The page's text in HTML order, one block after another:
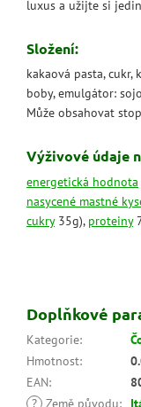
luxus a užijte si
Složení:
kakaová pasta, cukr,
boby, emulgátor:
Může obsahovat
Výživové údaje
energetická hodnota
nasycené mastné
cukry35g), proteiny
Doplňkové
Kategorie:
Hmotnost:
EAN:
? Země původu: